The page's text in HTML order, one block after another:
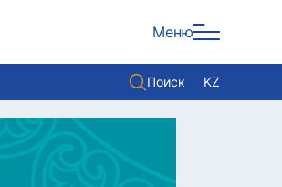
Меню
Поиск KZ